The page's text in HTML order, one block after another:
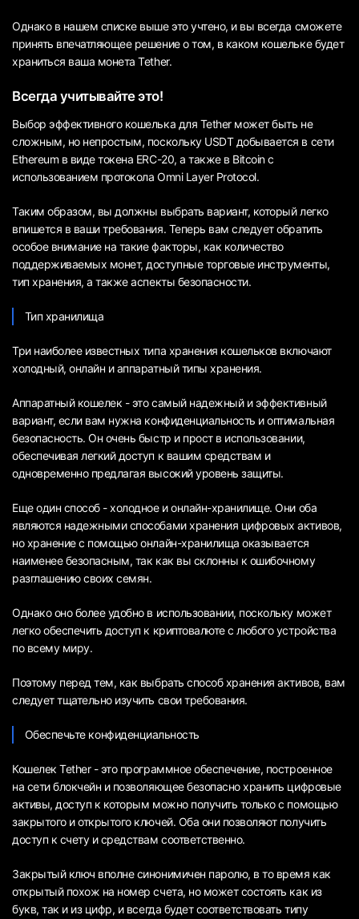
Однако в нашем списке выше это учтено, и вы всегда сможете
принять впечатляющее решение о том, в каком кошельке будет
храниться ваша монета Tether.
Всегда учитывайте это!
Выбор эффективного кошелька для Tether может быть не
сложным, но непростым, поскольку USDT добывается в сети
Ethereum в виде токена ERC-20, а также в Bitcoin с
использованием протокола Omni Layer Protocol.
Таким образом, вы должны выбрать вариант, который легко
впишется в ваши требования. Теперь вам следует обратить
особое внимание на такие факторы, как количество
поддерживаемых монет, доступные торговые инструменты,
тип хранения, а также аспекты безопасности.
Тип хранилища
Три наиболее известных типа хранения кошельков включают
холодный, онлайн и аппаратный типы хранения.
Аппаратный кошелек - это самый надежный и эффективный
вариант, если вам нужна конфиденциальность и оптимальная
безопасность. Он очень быстр и прост в использовании,
обеспечивая легкий доступ к вашим средствам и
одновременно предлагая высокий уровень защиты.
Еще один способ - холодное и онлайн-хранилище. Они оба
являются надежными способами хранения цифровых активов,
но хранение с помощью онлайн-хранилища оказывается
наименее безопасным, так как вы склонны к ошибочному
разглашению своих семян.
Однако оно более удобно в использовании, поскольку может
легко обеспечить доступ к криптовалюте с любого устройства
по всему миру.
Поэтому перед тем, как выбрать способ хранения активов, вам
следует тщательно изучить свои требования.
Обеспечьте конфиденциальность
Кошелек Tether - это программное обеспечение, построенное
на сети блокчейн и позволяющее безопасно хранить цифровые
активы, доступ к которым можно получить только с помощью
закрытого и открытого ключей. Оба они позволяют получить
доступ к счету и средствам соответственно.
Закрытый ключ вполне синонимичен паролю, в то время как
открытый похож на номер счета, но может состоять как из
букв, так и из цифр, и всегда будет соответствовать типу